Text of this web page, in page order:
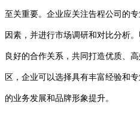
至关重要。企业应关注告程公司的
因素，并进行市场调研和对比分析
良好的合作关系，共同打造优质、
区，企业可以选择具有丰富经验和
的业务发展和品牌形象提升。